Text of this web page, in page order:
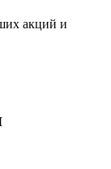
акций и